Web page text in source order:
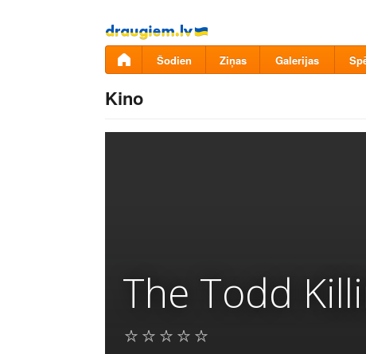
Pāriet
uz
saturu
Šodien Ziņas Galerijas
Kino
The Todd